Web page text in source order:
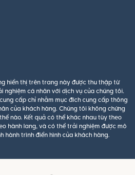
hiển thị trên trang này được thu thập từ
nghiệm cá nhân với dịch vụ của chúng tôi.
cấp chỉ nhằm mục đích cung cấp thông
của khách hàng. Chúng tôi không chứng
nào. Kết quả có thể khác nhau tùy theo
hành lang, và có thể trải nghiệm được mô
hành trình điển hình của khách hàng.